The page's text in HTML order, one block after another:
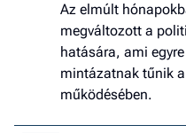
Az elmúlt
megváltozott a
hatására, ami
mintázatnak tűnik
működésében.